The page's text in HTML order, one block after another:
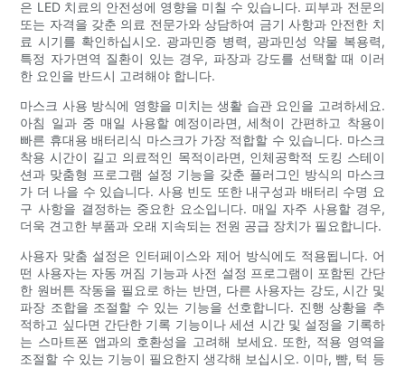
은 LED 치료의 안전성에 영향을 미칠 수 있습니다. 피부과 전문의
또는 자격을 갖춘 의료 전문가와 상담하여 금기 사항과 안전한 치
료 시기를 확인하십시오. 광과민증 병력, 광과민성 약물 복용력,
특정 자가면역 질환이 있는 경우, 파장과 강도를 선택할 때 이러
한 요인을 반드시 고려해야 합니다.
마스크 사용 방식에 영향을 미치는 생활 습관 요인을 고려하세요.
아침 일과 중 매일 사용할 예정이라면, 세척이 간편하고 착용이
빠른 휴대용 배터리식 마스크가 가장 적합할 수 있습니다. 마스크
착용 시간이 길고 의료적인 목적이라면, 인체공학적 도킹 스테이
션과 맞춤형 프로그램 설정 기능을 갖춘 플러그인 방식의 마스크
가 더 나을 수 있습니다. 사용 빈도 또한 내구성과 배터리 수명 요
구 사항을 결정하는 중요한 요소입니다. 매일 자주 사용할 경우,
더욱 견고한 부품과 오래 지속되는 전원 공급 장치가 필요합니다.
사용자 맞춤 설정은 인터페이스와 제어 방식에도 적용됩니다. 어
떤 사용자는 자동 꺼짐 기능과 사전 설정 프로그램이 포함된 간단
한 원버튼 작동을 필요로 하는 반면, 다른 사용자는 강도, 시간 및
파장 조합을 조절할 수 있는 기능을 선호합니다. 진행 상황을 추
적하고 싶다면 간단한 기록 기능이나 세션 시간 및 설정을 기록하
는 스마트폰 앱과의 호환성을 고려해 보세요. 또한, 적용 영역을
조절할 수 있는 기능이 필요한지 생각해 보십시오. 이마, 뺨, 턱 등